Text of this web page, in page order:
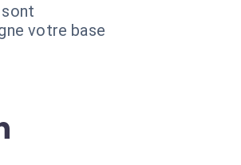
votre base